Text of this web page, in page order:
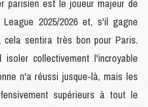
parisien est le joueur majeur de
2025/2026 et, s'il gagne
cela sentira très bon pour Paris.
collectivement l'incroyable
n'a réussi jusque-là, mais les
supérieurs à tout le